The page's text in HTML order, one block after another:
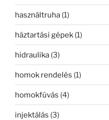
használtruha (1)
háztartási gépek (1)
hidraulika (3)
homok rendelés (1)
homokfúvás (4)
injektálás (3)